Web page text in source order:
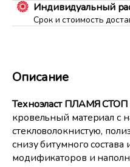
Индивидуальный
Срок и стоимость
Описание
Техноэласт ПЛАМЯ СТОП
кровельный материал с
стекловолокнистую,
снизу битумного состава
модификаторов и